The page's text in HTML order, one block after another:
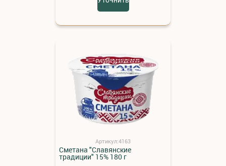
Артикул:4163
Сметана "Славянские
традиции" 15% 180 г